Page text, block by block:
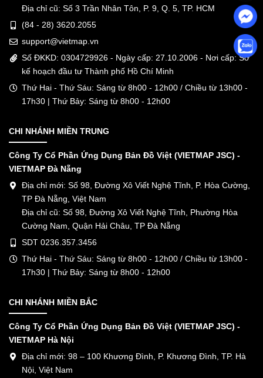
Địa chỉ cũ: Số 3 Trần Nhân Tôn, P. 9, Q. 5, TP. HCM
(84 - 28) 3620.2055
support@vietmap.vn
Số ĐKKD: 0304729926 - Ngày cấp: 27.10.2006 - Nơi cấp: Sở
kế hoạch đầu tư Thành phố Hồ Chí Minh
Thứ Hai - Thứ Sáu: Sáng từ 8h00 - 12h00 / Chiều từ 13h00 -
17h30 | Thứ Bảy: Sáng từ 8h00 - 12h00
CHI NHÁNH MIỀN TRUNG
Công Ty Cổ Phần Ứng Dụng Bản Đồ Việt (VIETMAP JSC) -
VIETMAP Đà Nẵng
Địa chỉ mới: Số 98, Đường Xô Viết Nghệ Tĩnh, P. Hòa Cường,
TP Đà Nẵng, Việt Nam
Địa chỉ cũ: Số 98, Đường Xô Viết Nghệ Tĩnh, Phường Hòa
Cường Nam, Quận Hải Châu, TP Đà Nẵng
SDT 0236.357.3456
Thứ Hai - Thứ Sáu: Sáng từ 8h00 - 12h00 / Chiều từ 13h00 -
17h30 | Thứ Bảy: Sáng từ 8h00 - 12h00
CHI NHÁNH MIỀN BẮC
Công Ty Cổ Phần Ứng Dụng Bản Đồ Việt (VIETMAP JSC) -
VIETMAP Hà Nội
Địa chỉ mới: 98 – 100 Khương Đình, P. Khương Đình, TP. Hà
Nội, Việt Nam